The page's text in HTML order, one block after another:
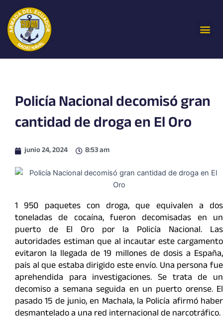
contenido
Policía Nacional decomisó gran
cantidad de droga en El Oro
junio 24, 2024 8:53 am
1 950 paquetes con droga, que equivalen a dos
toneladas de cocaína, fueron decomisadas en un
puerto de El Oro por la Policía Nacional. Las
autoridades estiman que al incautar este cargamento
evitaron la llegada de 19 millones de dosis a España,
país al que estaba dirigido este envío. Una persona fue
aprehendida para investigaciones. Se trata de un
decomiso a semana seguida en un puerto orense. El
pasado 15 de junio, en Machala, la Policía afirmó haber
desmantelado a una red internacional de narcotráfico.